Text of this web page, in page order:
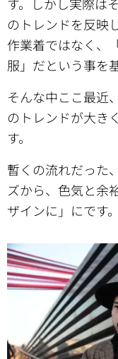
す。しかし実際は
のトレンドを反映
作業着ではなく、
服」だという事を
そんな中ここ最近
のトレンドが大き
す。
暫くの流れだった
ズから、色気と余
ザインに」にです。